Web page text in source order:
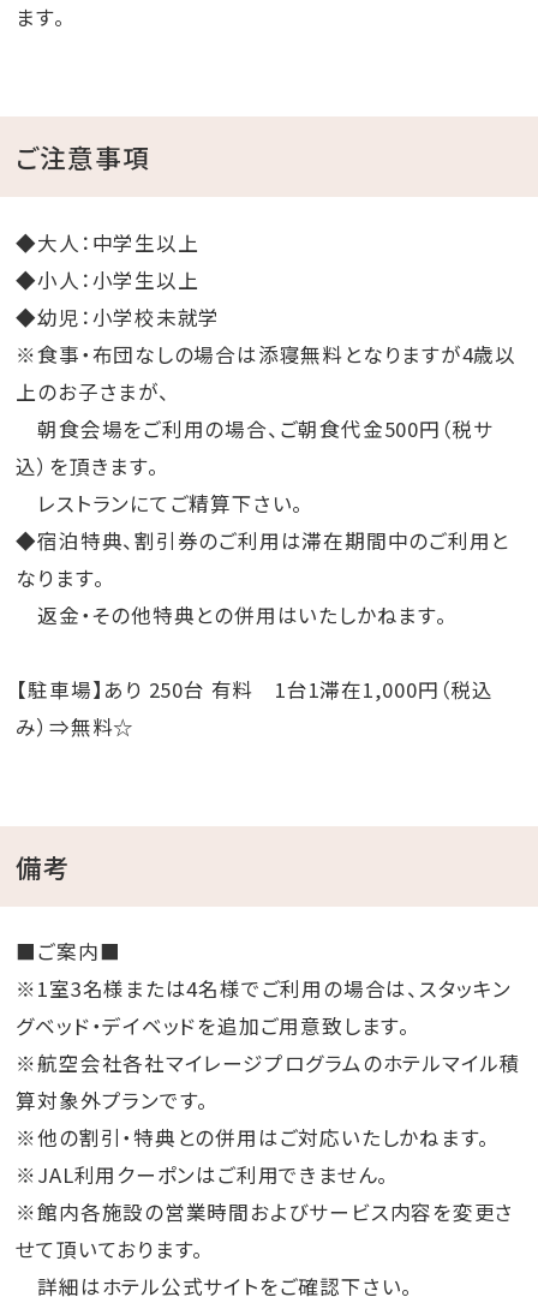
ます。
ご注意事項
◆大人：中学生以上
◆小人：小学生以上
◆幼児：小学校未就学
※食事・布団なしの場合は添寝無料となりますが4歳以
上のお子さまが、
朝食会場をご利用の場合、ご朝食代金500円（税サ
込）を頂きます。
レストランにてご精算下さい。
◆宿泊特典、割引券のご利用は滞在期間中のご利用と
なります。
返金・その他特典との併用はいたしかねます。
【駐車場】あり 250台 有料 1台1滞在1,000円（税込
み）⇒無料☆
備考
■ご案内■
※1室3名様または4名様でご利用の場合は、スタッキン
グベッド・デイベッドを追加ご用意致します。
※航空会社各社マイレージプログラムのホテルマイル積
算対象外プランです。
※他の割引・特典との併用はご対応いたしかねます。
※JAL利用クーポンはご利用できません。
※館内各施設の営業時間およびサービス内容を変更さ
せて頂いております。
詳細はホテル公式サイトをご確認下さい。